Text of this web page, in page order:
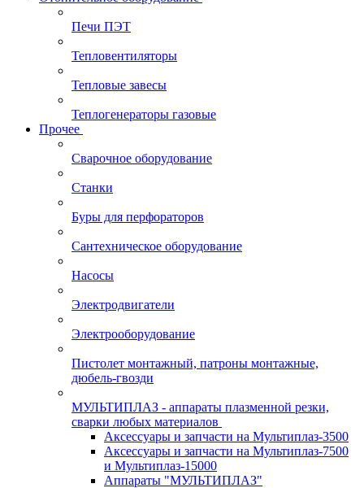
Печи ПЭТ
Тепловентиляторы
Тепловые завесы
Теплогенераторы газовые
Прочее
Сварочное оборудование
Станки
Буры для перфораторов
Сантехническое оборудование
Насосы
Электродвигатели
Электрооборудование
Пистолет монтажный, патроны монтажные,
дюбель-гвозди
МУЛЬТИПЛАЗ - аппараты плазменной резки,
сварки любых материалов
Аксессуары и запчасти на Мультиплаз-3500
Аксессуары и запчасти на Мультиплаз-7500
и Мультиплаз-15000
Аппараты "МУЛЬТИПЛАЗ"